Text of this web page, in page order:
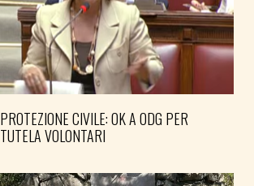
PROTEZIONE CIVILE: OK A ODG PER
TUTELA VOLONTARI